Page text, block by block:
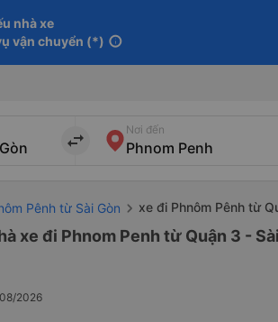
nhà xe
vận chuyển (*) info
import_export
Nơi đến
Pênh từ Sài Gòn xe đi Phnôm Pênh từ
xe đi Phnom Penh từ Quận 3 -
2026